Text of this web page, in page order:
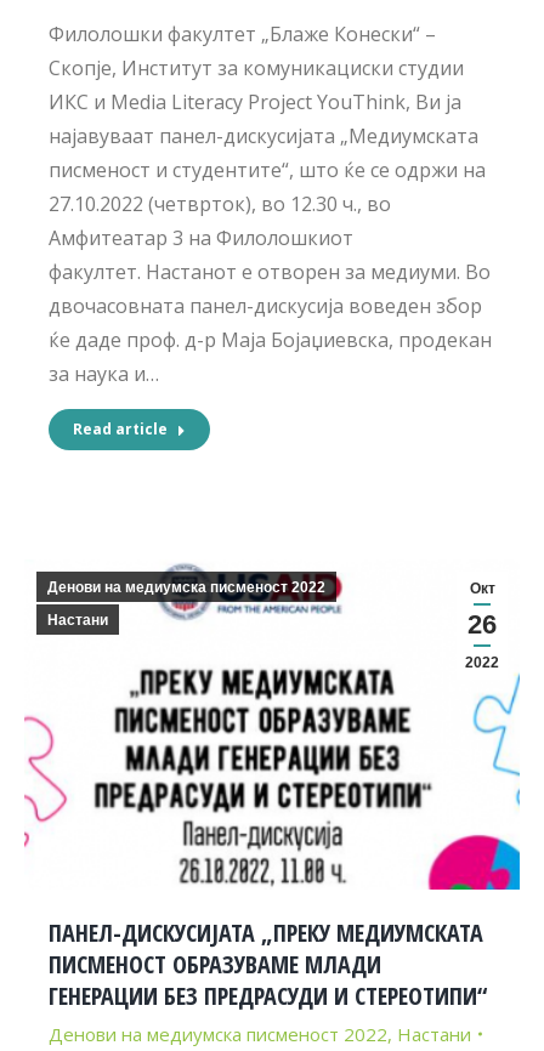
Филолошки факултет „Блаже Конески“ –
Скопје, Институт за комуникациски студии
ИКС и Media Literacy Project YouThink, Ви ја
најавуваат панел-дискусијата „Медиумската
писменост и студентите“, што ќе се одржи на
27.10.2022 (четврток), во 12.30 ч., во
Амфитеатар 3 на Филолошкиот
факултет. Настанот е отворен за медиуми. Во
двочасовната панел-дискусија воведен збор
ќе даде проф. д-р Маја Бојаџиевска, продекан
за наука и…
Read article
Окт
26
2022
Денови на медиумска писменост 2022
Настани
ПАНЕЛ-ДИСКУСИЈАТА „ПРЕКУ МЕДИУМСКАТА
ПИСМЕНОСТ ОБРАЗУВАМЕ МЛАДИ
ГЕНЕРАЦИИ БЕЗ ПРЕДРАСУДИ И СТЕРЕОТИПИ“
Денови на медиумска писменост 2022, Настани